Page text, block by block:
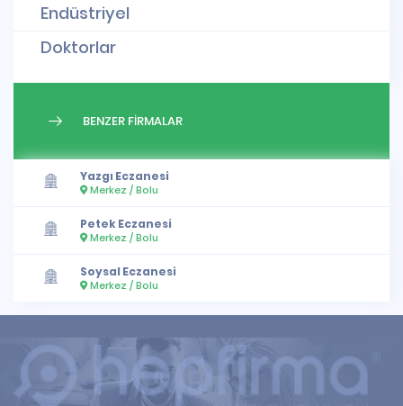
Endüstriyel
Doktorlar
BENZER FİRMALAR
Yazgı Eczanesi
Merkez / Bolu
Petek Eczanesi
Merkez / Bolu
Soysal Eczanesi
Merkez / Bolu